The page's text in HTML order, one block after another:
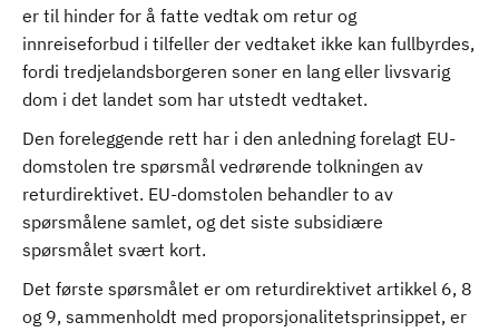
er til hinder for å fatte vedtak om retur og
innreiseforbud i tilfeller der vedtaket ikke kan fullbyrdes,
fordi tredjelandsborgeren soner en lang eller livsvarig
dom i det landet som har utstedt vedtaket.
Den foreleggende rett har i den anledning forelagt EU-
domstolen tre spørsmål vedrørende tolkningen av
returdirektivet. EU-domstolen behandler to av
spørsmålene samlet, og det siste subsidiære
spørsmålet svært kort.
Det første spørsmålet er om returdirektivet artikkel 6, 8
og 9, sammenholdt med proporsjonalitetsprinsippet, er